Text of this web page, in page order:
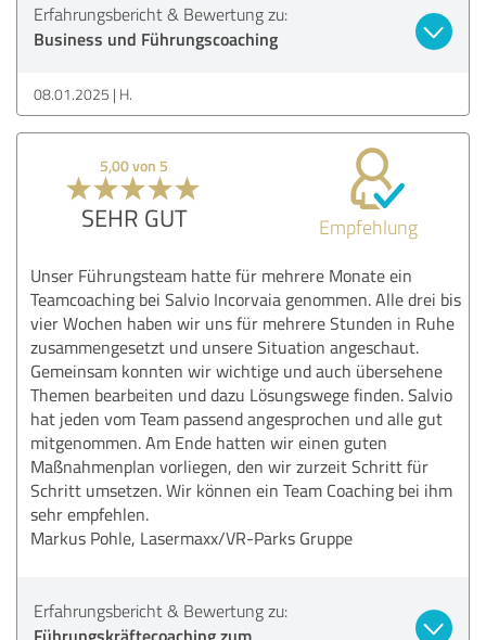
Erfahrungsbericht & Bewertung zu:
Business und Führungscoaching
08.01.2025 H.
5,00 von 5
SEHR GUT Empfehlung
Unser Führungsteam hatte für mehrere Monate ein
Teamcoaching bei Salvio Incorvaia genommen. Alle drei bis
vier Wochen haben wir uns für mehrere Stunden in Ruhe
zusammengesetzt und unsere Situation angeschaut.
Gemeinsam konnten wir wichtige und auch übersehene
Themen bearbeiten und dazu Lösungswege finden. Salvio
hat jeden vom Team passend angesprochen und alle gut
mitgenommen. Am Ende hatten wir einen guten
Maßnahmenplan vorliegen, den wir zurzeit Schritt für
Schritt umsetzen. Wir können ein Team Coaching bei ihm
sehr empfehlen.
Markus Pohle, Lasermaxx/VR-Parks Gruppe
Erfahrungsbericht & Bewertung zu:
Führungskräftecoaching zum